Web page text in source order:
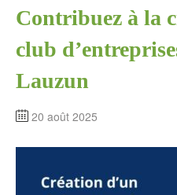
Contribuez à la
club
Lauzun
20 août 2025